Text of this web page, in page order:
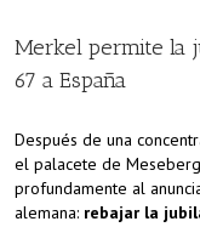
Merkel permite la
67 a España
Después de una
el palacete de
profundamente al
alemana: rebajar la